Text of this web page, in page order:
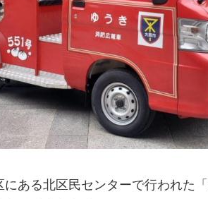
ある北区民センターで行われた